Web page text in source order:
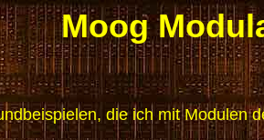
Moog
die ich mit Modulen